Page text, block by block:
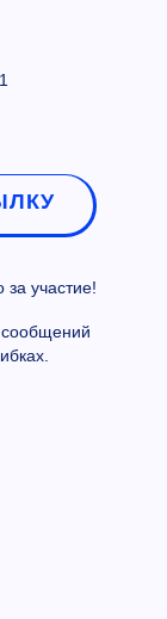
участие!
сообщений